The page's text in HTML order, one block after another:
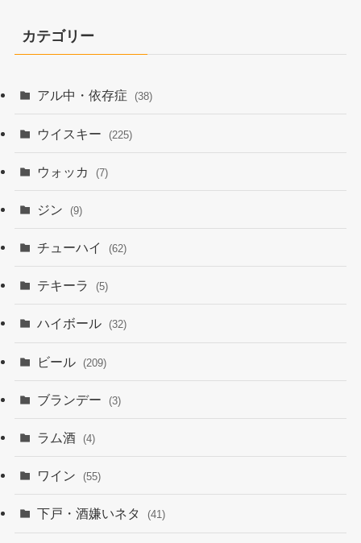
カテゴリー
アル中・依存症 (38)
ウイスキー (225)
ウォッカ (7)
ジン (9)
チューハイ (62)
テキーラ (5)
ハイボール (32)
ビール (209)
ブランデー (3)
ラム酒 (4)
ワイン (55)
下戸・酒嫌いネタ (41)